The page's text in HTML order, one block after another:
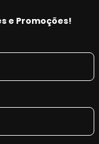
e Promoções!